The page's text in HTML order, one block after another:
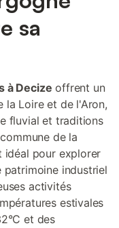
sa
à Decize offrent un
la Loire et de l'Aron,
fluvial et traditions
de la
idéal pour explorer
patrimoine industriel
activités
estivales
et des